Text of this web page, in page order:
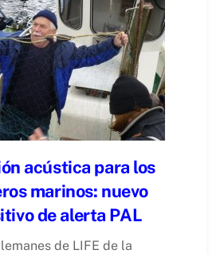
acústica para los
marinos: nuevo
de alerta PAL
de LIFE de la